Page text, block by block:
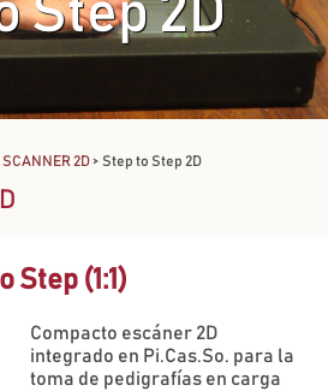
Step 2D
SCANNER 2D> Step to Step 2D
Step (1:1)
Compacto escáner 2D
integrado en Pi.Cas.So. para la
toma de pedigrafías en carga